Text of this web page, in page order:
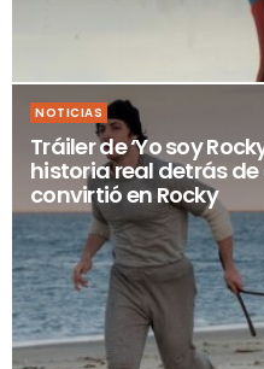
NOTICIAS
Tráiler de ‘Yo soy
historia real detrás
convirtió en Rocky